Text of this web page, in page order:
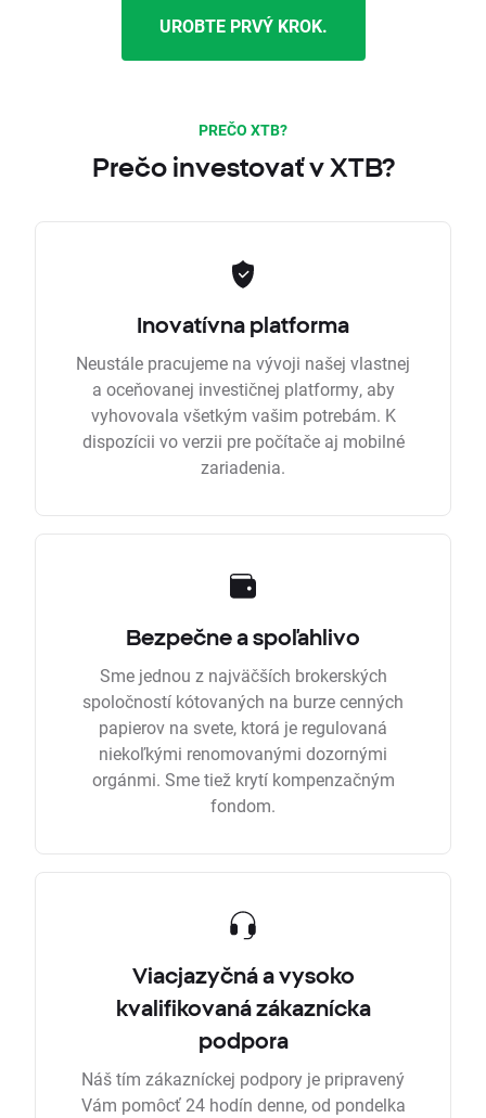
UROBTE PRVÝ KROK.
PREČO XTB?
Prečo investovať v XTB?
Inovatívna platforma
Neustále pracujeme na vývoji našej vlastnej
a oceňovanej investičnej platformy, aby
vyhovovala všetkým vašim potrebám. K
dispozícii vo verzii pre počítače aj mobilné
zariadenia.
Bezpečne a spoľahlivo
Sme jednou z najväčších brokerských
spoločností kótovaných na burze cenných
papierov na svete, ktorá je regulovaná
niekoľkými renomovanými dozornými
orgánmi. Sme tiež krytí kompenzačným
fondom.
Viacjazyčná a vysoko
kvalifikovaná zákaznícka
podpora
Náš tím zákazníckej podpory je pripravený
Vám pomôcť 24 hodín denne, od pondelka